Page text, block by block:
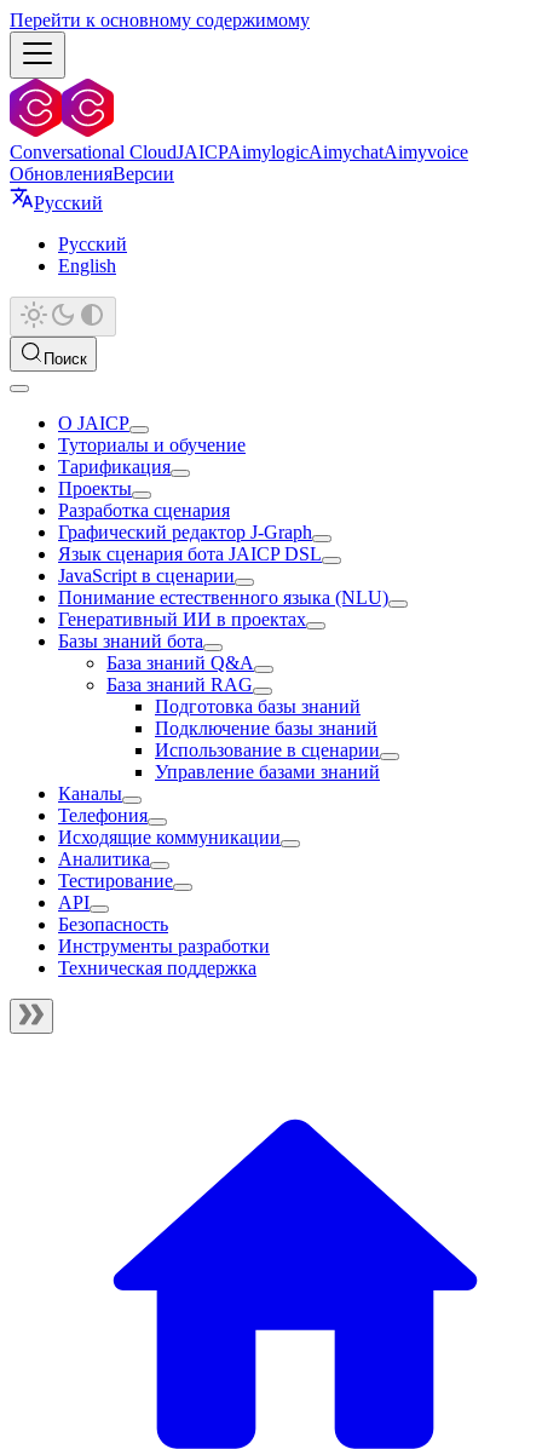
Перейти к основному содержимому
Conversational CloudJAICPAimylogicAimychatAimyvoice
ОбновленияВерсии
Русский
Русский
English
Поиск
О JAICP
Туториалы и обучение
Тарификация
Проекты
Разработка сценария
Графический редактор J‑Graph
Язык сценария бота JAICP DSL
JavaScript в сценарии
Понимание естественного языка (NLU)
Генеративный ИИ в проектах
Базы знаний бота
База знаний Q&A
База знаний RAG
Подготовка базы знаний
Подключение базы знаний
Использование в сценарии
Управление базами знаний
Каналы
Телефония
Исходящие коммуникации
Аналитика
Тестирование
API
Безопасность
Инструменты разработки
Техническая поддержка